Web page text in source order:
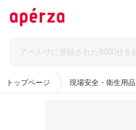
トップページ 現場安全・衛生用品